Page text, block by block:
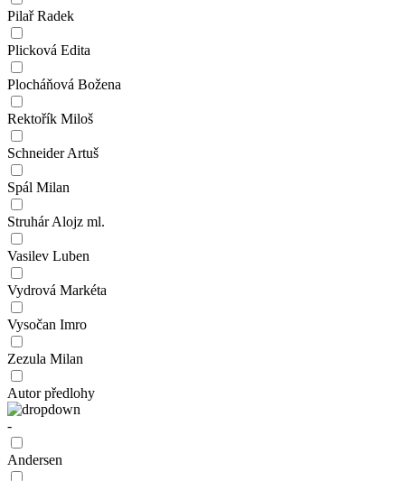
Pilař Radek
Plicková Edita
Plocháňová Božena
Rektořík Miloš
Schneider Artuš
Spál Milan
Struhár Alojz ml.
Vasilev Luben
Vydrová Markéta
Vysočan Imro
Zezula Milan
Autor předlohy
-
Andersen